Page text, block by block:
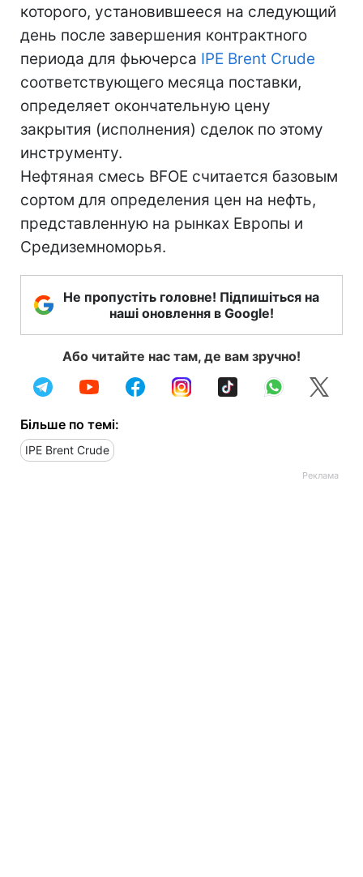
которого, установившееся на следующий
день после завершения контрактного
периода для фьючерса IPE Brent Crude
соответствующего месяца поставки,
определяет окончательную цену
закрытия (исполнения) сделок по этому
инструменту.
Нефтяная смесь BFOE считается базовым
сортом для определения цен на нефть,
представленную на рынках Европы и
Средиземноморья.
Не пропустіть головне! Підпишіться на
наші оновлення в Google!
Або читайте нас там, де вам зручно!
Більше по темі:
IPE Brent Crude